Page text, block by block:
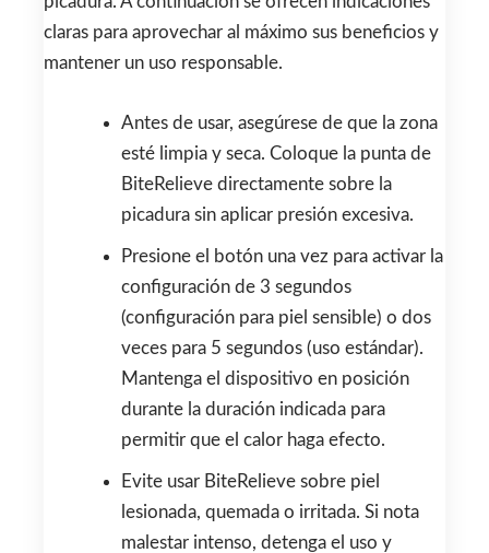
claras para aprovechar al máximo sus beneficios y
mantener un uso responsable.
Antes de usar, asegúrese de que la zona
esté limpia y seca. Coloque la punta de
BiteRelieve directamente sobre la
picadura sin aplicar presión excesiva.
Presione el botón una vez para activar la
configuración de 3 segundos
(configuración para piel sensible) o dos
veces para 5 segundos (uso estándar).
Mantenga el dispositivo en posición
durante la duración indicada para
permitir que el calor haga efecto.
Evite usar BiteRelieve sobre piel
lesionada, quemada o irritada. Si nota
malestar intenso, detenga el uso y